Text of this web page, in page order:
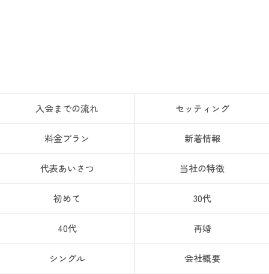
入会までの流れ セッティング
料金プラン 新着情報
代表あいさつ 当社の特徴
初めて 30代
40代 再婚
シングル 会社概要